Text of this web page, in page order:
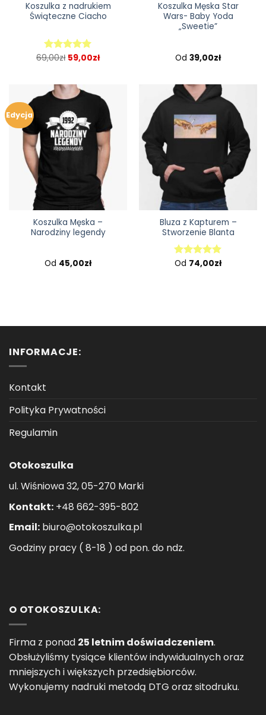
Koszulka z nadrukiem
Świąteczne Ciacho
Oceniono
69,00zł 59,00zł
Koszulka Męska Star
Wars- Baby Yoda
„Sweetie”
Od 39,00zł
Edycja
Koszulka Męska –
Narodziny legendy
Od 45,00zł
Bluza z Kapturem –
Stworzenie Blanta
Oceniono
Od 74,00zł
INFORMACJE:
Kontakt
Polityka Prywatności
Regulamin
Otokoszulka
ul. Wiśniowa 32, 05-270 Marki
Kontakt: +48 662-395-802
Email: biuro@otokoszulka.pl
Godziny pracy ( 8-18 ) od pon. do ndz.
O OTOKOSZULKA:
Firma z ponad 25 letnim doświadczeniem.
Obsłużyliśmy tysiące klientów indywidualnych oraz
mniejszych i większych przedsiębiorców.
Wykonujemy nadruki metodą DTG oraz sitodruku.